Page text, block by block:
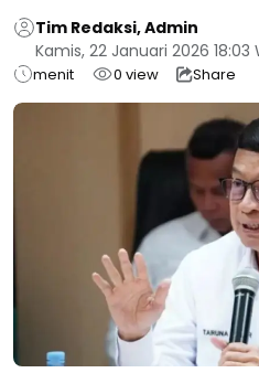
Tim Redaksi, Admin
Kamis, 22 Januari 2026 18:03
menit 0 view Share